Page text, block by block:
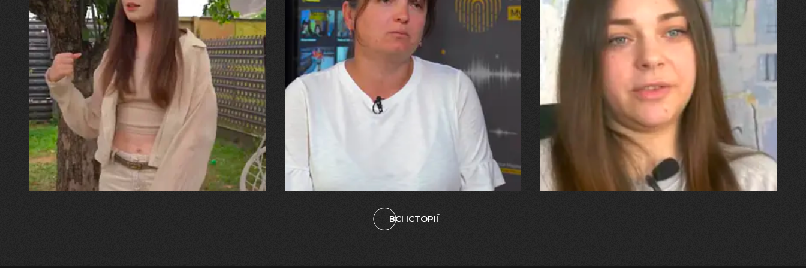
30.07.2026
Калина, Дарина та Віра Папроцькі
"Хвиля була, як від моря,
прозора і велика… Я ледве
встигла схопити племінницю"
29.07.2026
Марина, Ваїд та Аміна Харченко
"Попри всі втрати, ми не
зламалися: тепер я бачу
свого вбитого чоловіка у
наших дітях"
27.07.2026
"Я перенесла 11 операцій, та
плакала від фантомного
болю. Але маленька донька
бере за руку і змушує йти
далі"
ВСІ ІСТОРІЇ